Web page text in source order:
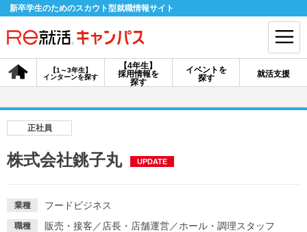
新卒学生のためのスカウト型就職情報サイト
【4年生】
採用情報を
探す
【1～3年生】
インターンを探す
イベントを
探す
就活支援
会員登録 ログイン
採用情報を探す
正社員
株式会社銚子丸 UPDATE
業種 フードビジネス
職種 販売・接客 ／ 店長・店舗運営／ホール・調理スタッフ